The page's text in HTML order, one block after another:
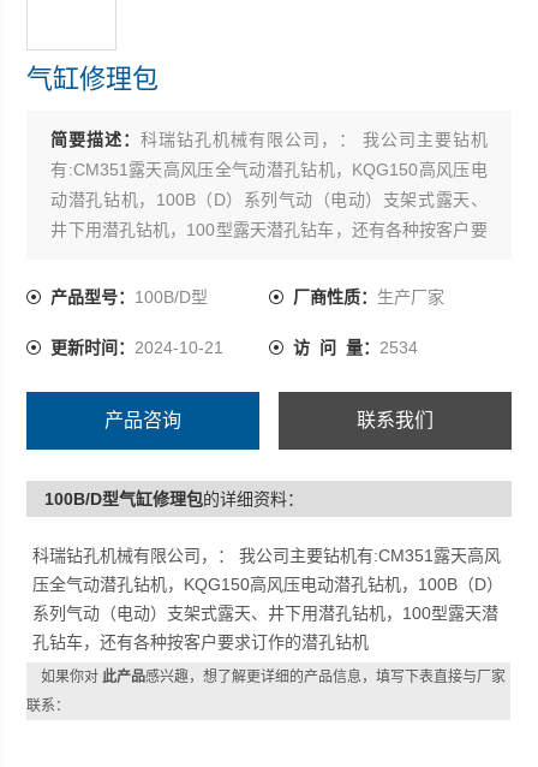
气缸修理包
简要描述：科瑞钻孔机械有限公司，： 我公司主要钻机
有:CM351露天高风压全气动潜孔钻机，KQG150高风压电
动潜孔钻机，100B（D）系列气动（电动）支架式露天、
井下用潜孔钻机，100型露天潜孔钻车，还有各种按客户要
产品型号： 100B/D型 厂商性质： 生产厂家
更新时间： 2024-10-21 访 问 量： 2534
产品咨询 联系我们
100B/D型气缸修理包的详细资料：
科瑞钻孔机械有限公司，： 我公司主要钻机有:CM351露天高风
压全气动潜孔钻机，KQG150高风压电动潜孔钻机，100B（D）
系列气动（电动）支架式露天、井下用潜孔钻机，100型露天潜
孔钻车，还有各种按客户要求订作的潜孔钻机
如果你对此产品感兴趣，想了解更详细的产品信息，填写下表直接与厂家
联系：